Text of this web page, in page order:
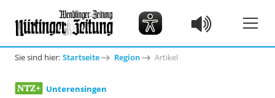
Sie sind hier: Startseite Region Artikel
Unterensingen